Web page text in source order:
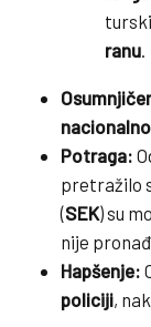
ranu
Potraga:
pretražilo
(SEK) su
nije
Hapšenje:
policiji,